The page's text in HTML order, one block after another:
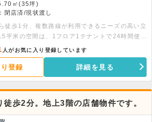
㎡(35坪)
閉店済/現状渡し
徒歩1分、複数路線が利用できるニーズの高い立
平米の空間は、1フロア1テナントで24時間使用
おり、落ち着いた環境を維持できる物件です。お
ております。
人がお気に入り登録しています
登録 詳細を見る
徒歩2分。地上3階の店舗物件です。